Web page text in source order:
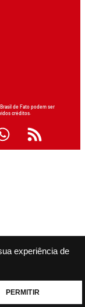
experiência de
PERMITIR
de Fato podem ser
créditos.